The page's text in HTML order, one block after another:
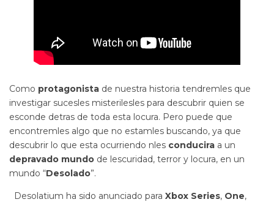
Como protagonista de nuestra historia tendremles que
investigar sucesles misterilesles para descubrir quien se
esconde detras de toda esta locura. Pero puede que
encontremles algo que no estamles buscando, ya que
descubrir lo que esta ocurriendo nles conducira a un
depravado mundo de lescuridad, terror y locura, en un
mundo “Desolado”.
Desolatium ha sido anunciado para Xbox Series, One,